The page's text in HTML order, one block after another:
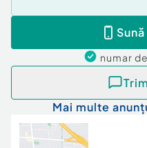
Id intern: P172546
numar
Mai multe